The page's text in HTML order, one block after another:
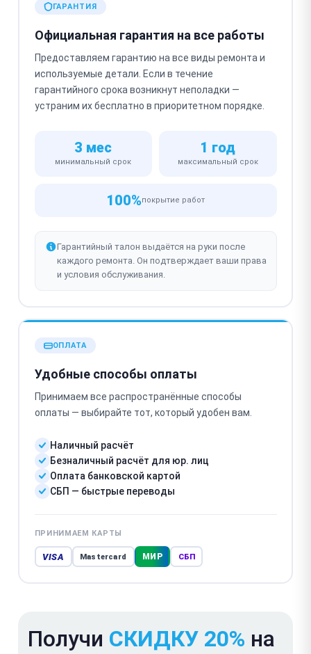
ГАРАНТИЯ
Официальная гарантия на все работы
Предоставляем гарантию на все виды ремонта и
используемые детали. Если в течение
гарантийного срока возникнут неполадки —
устраним их бесплатно в приоритетном порядке.
3 мес
минимальный срок
1 год
максимальный срок
100%покрытие работ
Гарантийный талон выдаётся на руки после
каждого ремонта. Он подтверждает ваши права
и условия обслуживания.
ОПЛАТА
Удобные способы оплаты
Принимаем все распространённые способы
оплаты — выбирайте тот, который удобен вам.
Наличный расчёт
Безналичный расчёт для юр. лиц
Оплата банковской картой
СБП — быстрые переводы
ПРИНИМАЕМ КАРТЫ
VISA Mastercard МИР СБП
Получи СКИДКУ 20% на